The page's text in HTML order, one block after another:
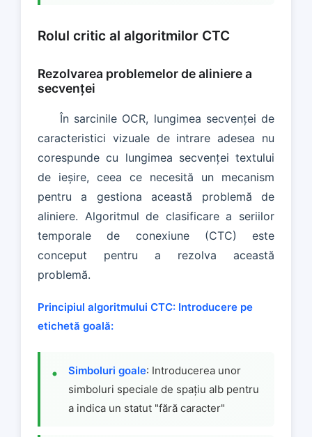
Rolul critic al algoritmilor CTC
Rezolvarea problemelor de aliniere a
secvenței
În sarcinile OCR, lungimea secvenței de
caracteristici vizuale de intrare adesea nu
corespunde cu lungimea secvenței textului
de ieșire, ceea ce necesită un mecanism
pentru a gestiona această problemă de
aliniere. Algoritmul de clasificare a seriilor
temporale de conexiune (CTC) este
conceput pentru a rezolva această
problemă.
Principiul algoritmului CTC: Introducere pe
etichetă goală:
Simboluri goale: Introducerea unor
simboluri speciale de spațiu alb pentru
a indica un statut "fără caracter"